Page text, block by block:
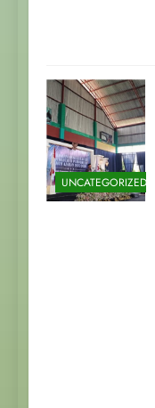
UNCATEGORIZED